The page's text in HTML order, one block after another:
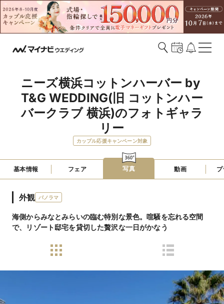
ニーズ横浜コットンハーバー by
T&G WEDDING(旧 コットンハー
バークラブ 横浜)のフォトギャラ
リー
カップル応援キャンペーン対象
基本情報 フェア 写真 動画
外観 パノラマ
海側からみなとみらいの臨む特別な景色。喧騒を忘れる空間
で、リゾート邸宅を貸切した贅沢な一日がかなう